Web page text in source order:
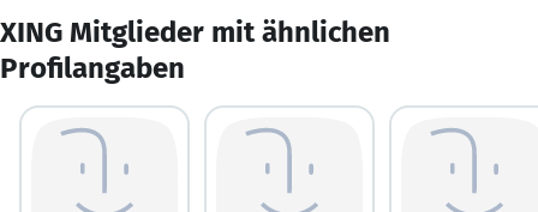
XING Mitglieder mit ähnlichen
Profilangaben